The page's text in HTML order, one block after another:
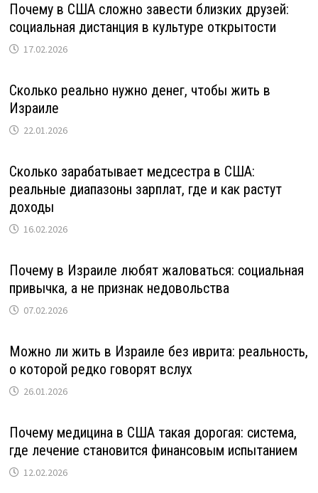
Почему в США сложно завести близких друзей:
социальная дистанция в культуре открытости
17.02.2026
Сколько реально нужно денег, чтобы жить в
Израиле
22.01.2026
Сколько зарабатывает медсестра в США:
реальные диапазоны зарплат, где и как растут
доходы
16.02.2026
Почему в Израиле любят жаловаться: социальная
привычка, а не признак недовольства
07.02.2026
Можно ли жить в Израиле без иврита: реальность,
о которой редко говорят вслух
26.01.2026
Почему медицина в США такая дорогая: система,
где лечение становится финансовым испытанием
12.02.2026